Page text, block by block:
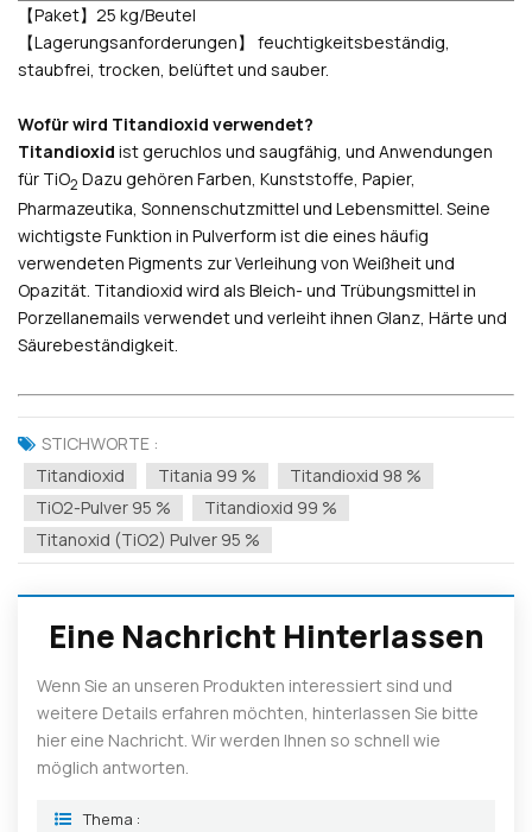
【Paket】25 kg/Beutel
【Lagerungsanforderungen】 feuchtigkeitsbeständig,
staubfrei, trocken, belüftet und sauber.
Wofür wird Titandioxid verwendet?
Titandioxid ist geruchlos und saugfähig, und Anwendungen
für TiO2 Dazu gehören Farben, Kunststoffe, Papier,
Pharmazeutika, Sonnenschutzmittel und Lebensmittel. Seine
wichtigste Funktion in Pulverform ist die eines häufig
verwendeten Pigments zur Verleihung von Weißheit und
Opazität. Titandioxid wird als Bleich- und Trübungsmittel in
Porzellanemails verwendet und verleiht ihnen Glanz, Härte und
Säurebeständigkeit.
STICHWORTE :
Titandioxid
Titania 99 %
Titandioxid 98 %
TiO2-Pulver 95 %
Titandioxid 99 %
Titanoxid (TiO2) Pulver 95 %
Eine Nachricht Hinterlassen
Wenn Sie an unseren Produkten interessiert sind und
weitere Details erfahren möchten, hinterlassen Sie bitte
hier eine Nachricht. Wir werden Ihnen so schnell wie
möglich antworten.
Thema :